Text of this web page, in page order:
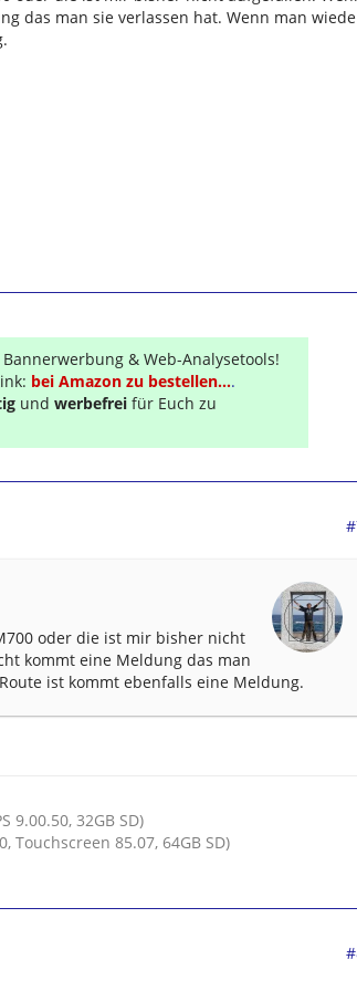
das man sie verlassen hat. Wenn man
& Web-Analysetools!
bei Amazon zu bestellen....
und werbefrei für Euch zu
oder die ist mir bisher nicht
kommt eine Meldung das man
ist kommt ebenfalls eine Meldung.
9.00.50, 32GB SD)
Touchscreen 85.07, 64GB SD)